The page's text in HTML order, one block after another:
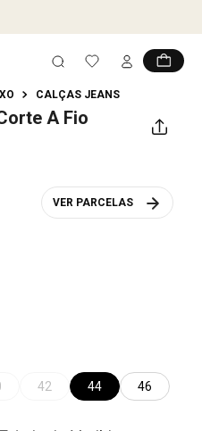
CALÇAS JEANS
A Fio
VER PARCELAS
42 44 46